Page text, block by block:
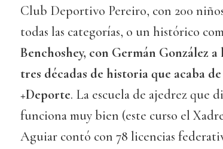
Club Deportivo Pereiro, con 200
todas las categorías, o un histórico
Benchoshey, con Germán González
tres décadas de historia que acaba
+Deporte. La escuela de ajedrez que
funciona muy bien (este curso el
Aguiar contó con 78 licencias